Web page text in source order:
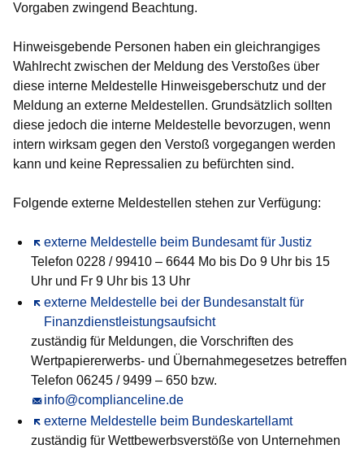
Vorgaben zwingend Beachtung.
Hinweisgebende Personen haben ein gleichrangiges
Wahlrecht zwischen der Meldung des Verstoßes über
diese interne Meldestelle Hinweisgeberschutz und der
Meldung an externe Meldestellen. Grundsätzlich sollten
diese jedoch die interne Meldestelle bevorzugen, wenn
intern wirksam gegen den Verstoß vorgegangen werden
kann und keine Repressalien zu befürchten sind.
Folgende externe Meldestellen stehen zur Verfügung:
externe Meldestelle beim Bundesamt für Justiz
Öffnet sich in einem neuen Fenster
Telefon 0228 / 99410 – 6644 Mo bis Do 9 Uhr bis 15
Uhr und Fr 9 Uhr bis 13 Uhr
externe Meldestelle bei der Bundesanstalt für
Finanzdienstleistungsaufsicht
Öffnet sich in einem neuen Fenster
zuständig für Meldungen, die Vorschriften des
Wertpapiererwerbs- und Übernahmegesetzes betreffen
Telefon 06245 / 9499 – 650 bzw.
info@complianceline.de
externe Meldestelle beim Bundeskartellamt
Öffnet sich in einem neuen Fenster
zuständig für Wettbewerbsverstöße von Unternehmen